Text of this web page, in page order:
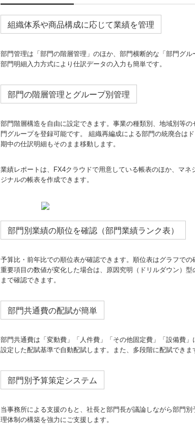
組織体系や商品構成に応じて業績を管理
部門管理は「部門の階層管理」のほか、部門横断的な「部門グ
部門明細入力方式により仕訳データの入力も簡単です。
部門の階層管理とグループ別管理
部門階層構造を自由に設定できます。事業の種類別、地域別等
門グループを登録可能です。 組織再編成による部門の統廃合は
期中の仕訳明細もそのまま移動します。
業績レポートは、FX4クラウドで用意している帳表のほか、マ
ジナルの帳表を作成できます。
部門別業績の順位を確認（部門業績ランク表）
予算比・前年比での順位表が確認できます。順位表はグラフでの
重要項目の数値が変化した場合は、原因究明（ドリルダウン）
まで確認できます。
部門共通費の配賦が簡単
部門共通費は「変動費」「人件費」「その他固定費」「設備費
設定した配賦基準で自動配賦します。また、多段階に配賦できま
部門別予算策定システム
当事務所による支援のもと、社長と部門長が議論しながら部門
理体制の構築を強力にご支援します。